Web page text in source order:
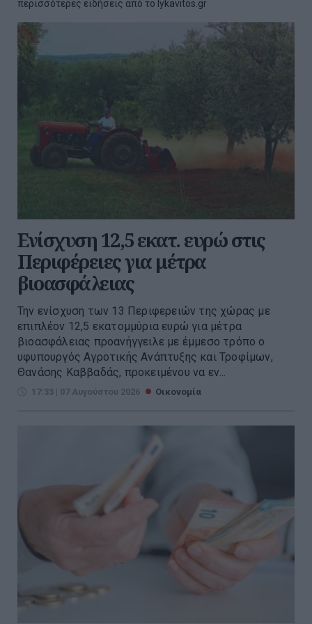
περισσότερες ειδήσεις από το lykavitos.gr
Ενίσχυση 12,5 εκατ. ευρώ στις
Περιφέρειες για μέτρα
βιοασφάλειας
Την ενίσχυση των 13 Περιφερειών της χώρας με
επιπλέον 12,5 εκατομμύρια ευρώ για μέτρα
βιοασφάλειας προανήγγειλε με έμμεσο τρόπο ο
υφυπουργός Αγροτικής Ανάπτυξης και Τροφίμων,
Θανάσης Καββαδάς, προκειμένου να εν...
17:33 | 07 Αυγούστου 2026 Οικονομία